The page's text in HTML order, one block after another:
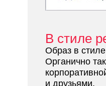
В стиле
Образ в
Органично
и друзьями.